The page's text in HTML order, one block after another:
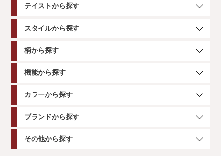
テイストから探す
スタイルから探す
柄から探す
機能から探す
カラーから探す
ブランドから探す
その他から探す